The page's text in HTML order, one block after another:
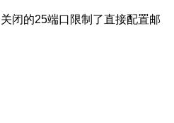
闭的25端口限制了直接配置邮